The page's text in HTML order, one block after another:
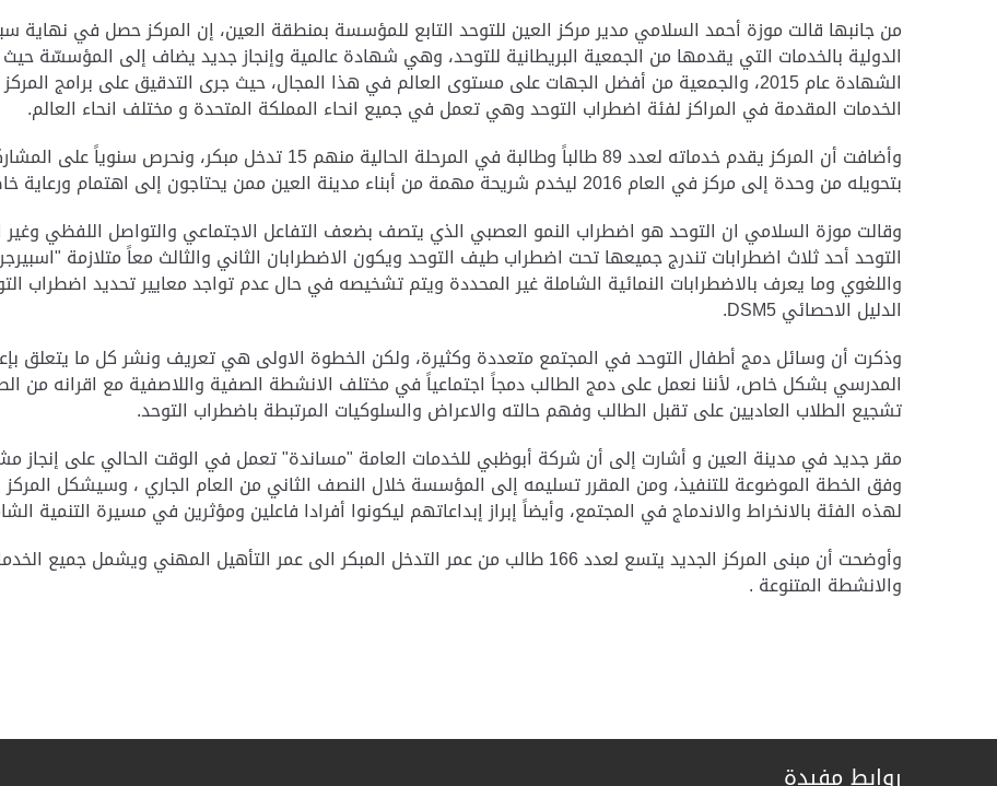
من جانبها قالت موزة أحمد السلامي مدير مركز العين للتوحد التابع للمؤسسة بمنطقة العين، إن المركز حصل في نهاية
الدولية بالخدمات التي يقدمها من الجمعية البريطانية للتوحد، وهي شهادة عالمية وإنجاز جديد يضاف إلى المؤسسّة
الشهادة عام 2015، والجمعية من أفضل الجهات على مستوى العالم في هذا المجال، حيث جرى التدقيق على برامج
الخدمات المقدمة في المراكز لفئة اضطراب التوحد وهي تعمل في جميع انحاء المملكة المتحدة و مختلف انحاء العالم.
وأضافت أن المركز يقدم خدماته لعدد 89 طالباً وطالبة في المرحلة
بتحويله من وحدة إلى مركز في العام 2016 ليخدم شريحة مهمة من أبناء مدينة العين ممن يحتاجون إلى اهتمام ورعاية خاصة من الأطفال المصابين باضطراب التوحد.
وقالت موزة السلامي ان التوحد هو اضطراب النمو العصبي الذي يتصف بضعف التفاعل الاجتماعي والتواصل اللفظي
التوحد أحد ثلاث اضطرابات تندرج جميعها تحت اضطراب طيف التوحد ويكون الاضطرابان الثاني والثالث معاً متلازمة
واللغوي وما يعرف بالاضطرابات النمائية الشاملة غير المحددة ويتم تشخيصه في حال عدم تواجد معايير تحديد اضطراب
الدليل الاحصائيDSM5
.
وذكرت أن وسائل دمج أطفال التوحد في المجتمع متعددة وكثيرة، ولكن الخطوة الاولى هي تعريف ونشر كل ما يتعلق
المدرسي بشكل خاص، لأننا نعمل على دمج الطالب دمجاً اجتماعياً في مختلف الانشطة الصفية واللاصفية مع اقرانه من
تشجيع الطلاب العاديين على تقبل الطالب وفهم حالته والاعراض والسلوكيات المرتبطة باضطراب التوحد.
مقر جديد في مدينة العين و أشارت إلى أن شركة أبوظبي للخدمات العامة "مساندة" تعمل في الوقت الحالي على إنجاز
وفق الخطة الموضوعة للتنفيذ، ومن المقرر تسليمه إلى المؤسسة خلال النصف الثاني من العام الجاري ، وسيشكل المركز
لهذه الفئة بالانخراط والاندماج في المجتمع، وأيضاً إبراز إبداعاتهم ليكونوا أفرادا فاعلين ومؤثرين في مسيرة التنمية
وأوضحت أن مبنى المركز الجديد يتسع لعدد 166 طالب من عمر التدخل المبكر الى عمر التأهيل المهني
والانشطة المتنوعة .
روابط مفيدة